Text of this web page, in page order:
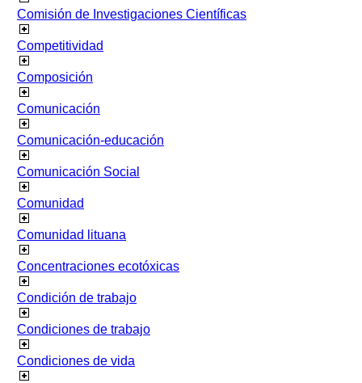
Comisión de Investigaciones Científicas
Competitividad
Composición
Comunicación
Comunicación-educación
Comunicación Social
Comunidad
Comunidad lituana
Concentraciones ecotóxicas
Condición de trabajo
Condiciones de trabajo
Condiciones de vida